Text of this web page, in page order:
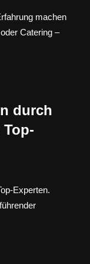
machen
Catering –
durch
Experten.